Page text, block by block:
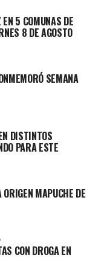
5 COMUNAS DE
8 DE AGOSTO
SEMANA
DISTINTOS
PARA ESTE
MAPUCHE DE
CON DROGA EN